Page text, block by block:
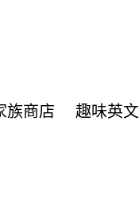
族商店 趣味英文